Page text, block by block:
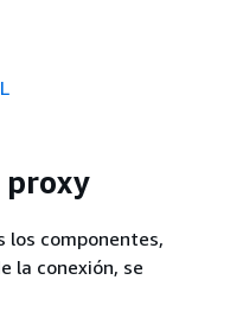
proxy
los componentes,
la conexión, se